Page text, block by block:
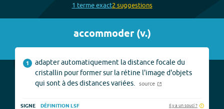
1 termeexact2 suggestions
accommoder(v.)
1
adapter automatiquement la distance focale du
cristallin pour former sur la rétine l'image d'objets
qui sont à des distances variées.
source
SIGNE DÉFINITION LSF Il y a un souci ?